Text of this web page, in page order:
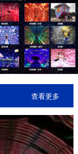
查看更多